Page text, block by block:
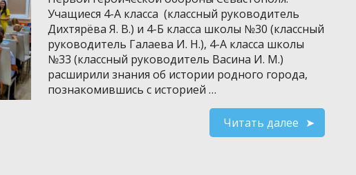
Учащиеся 4-А класса (классный руководитель
Дихтярёва Я. В.) и 4-Б класса школы №30 (классный
руководитель Галаева И. Н.), 4-А класса школы
№33 (классный руководитель Васина И. М.)
расширили знания об истории родного города,
познакомившись с историей …
Читать далее